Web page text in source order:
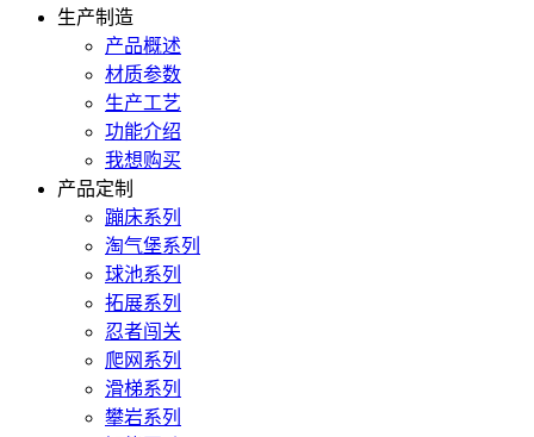
生产制造
产品概述
材质参数
生产工艺
功能介绍
我想购买
产品定制
蹦床系列
淘气堡系列
球池系列
拓展系列
忍者闯关
爬网系列
滑梯系列
攀岩系列